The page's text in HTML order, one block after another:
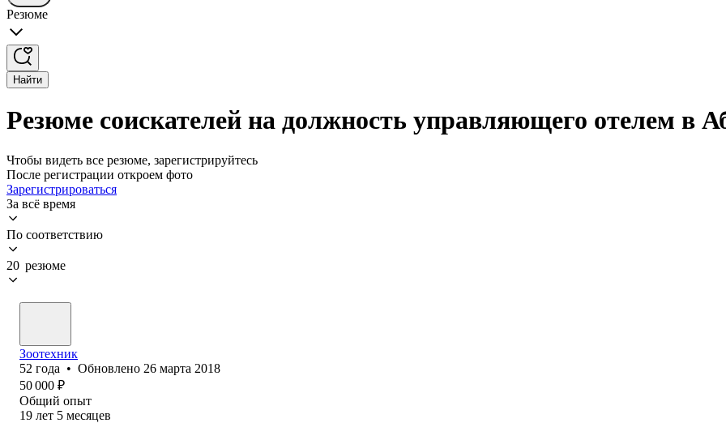
Резюме
Найти
Резюме соискателей на должность управляющего отелем в
Чтобы видеть все резюме, зарегистрируйтесь
После регистрации откроем фото
Зарегистрироваться
За всё время
По соответствию
20 резюме
Зоотехник
52 года • Обновлено 26 марта 2018
50 000 ₽
Общий опыт
19 лет 5 месяцев